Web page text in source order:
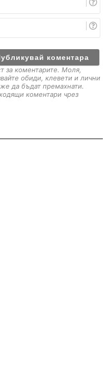
е
a
за коментарите. Моля,
обиди, клевети и лични
да бъдат премахнати.
коментари чрез